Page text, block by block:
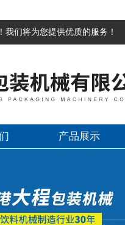
们将为您提供优质的服务！
产品展示